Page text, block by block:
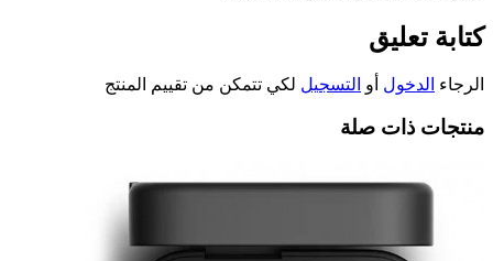
كتابة تعليق
الرجاء الدخول أو التسجيل لكي تتمكن من تقييم المنتج
منتجات ذات صلة